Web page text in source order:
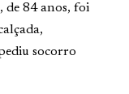
de 84 anos, foi
socorro